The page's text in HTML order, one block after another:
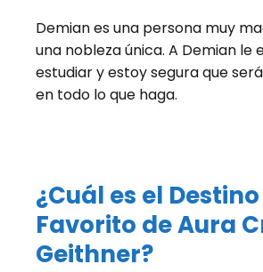
Demian es una persona muy
una nobleza única. A Demian le
estudiar y estoy segura que
en todo lo que haga.
¿Cuál es el
Favorito de Aura
Geithner?